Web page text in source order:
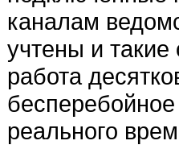
каналам
учтены и
работа
реального